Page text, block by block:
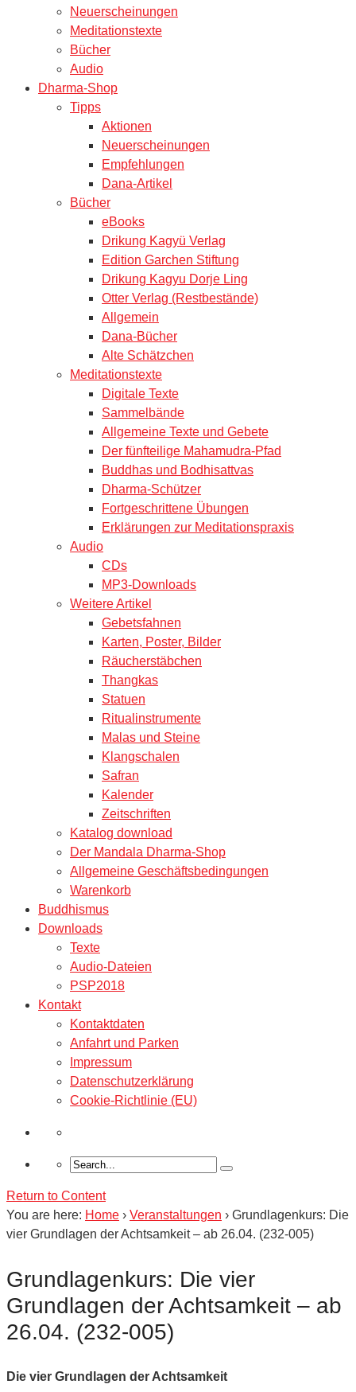
Neuerscheinungen
Meditationstexte
Bücher
Audio
Dharma-Shop
Tipps
Aktionen
Neuerscheinungen
Empfehlungen
Dana-Artikel
Bücher
eBooks
Drikung Kagyü Verlag
Edition Garchen Stiftung
Drikung Kagyu Dorje Ling
Otter Verlag (Restbestände)
Allgemein
Dana-Bücher
Alte Schätzchen
Meditationstexte
Digitale Texte
Sammelbände
Allgemeine Texte und Gebete
Der fünfteilige Mahamudra-Pfad
Buddhas und Bodhisattvas
Dharma-Schützer
Fortgeschrittene Übungen
Erklärungen zur Meditationspraxis
Audio
CDs
MP3-Downloads
Weitere Artikel
Gebetsfahnen
Karten, Poster, Bilder
Räucherstäbchen
Thangkas
Statuen
Ritualinstrumente
Malas und Steine
Klangschalen
Safran
Kalender
Zeitschriften
Katalog download
Der Mandala Dharma-Shop
Allgemeine Geschäftsbedingungen
Warenkorb
Buddhismus
Downloads
Texte
Audio-Dateien
PSP2018
Kontakt
Kontaktdaten
Anfahrt und Parken
Impressum
Datenschutzerklärung
Cookie-Richtlinie (EU)
Return to Content
You are here: Home › Veranstaltungen › Grundlagenkurs: Die
vier Grundlagen der Achtsamkeit – ab 26.04. (232-005)
Grundlagenkurs: Die vier
Grundlagen der Achtsamkeit – ab
26.04. (232-005)
Die vier Grundlagen der Achtsamkeit